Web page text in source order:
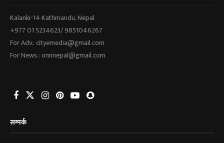
Kalanki-14 Kathmandu, Nepal
+977 01 5234623/ 9851046267
For Adv.: cityemedia@gmail.com
For News.: onnnepal@gmail.com
सम्पर्क